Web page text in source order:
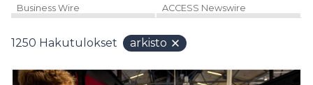
Business Wire ACCESS Newswire
1250 Hakutulokset arkisto